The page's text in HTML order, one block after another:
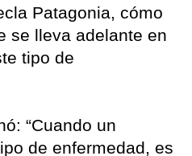
Patagonia, cómo
se lleva adelante en
tipo de
“Cuando un
de enfermedad, es